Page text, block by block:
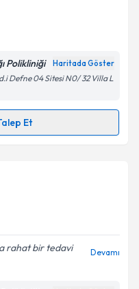
Polikliniği Haritada Göster
Defne 04 Sitesi N0/ 32 Villa L
Et
takvimi talebi
almanız için bir
ile bilgilendireceğiz.
rahat bir tedavi
Devamı